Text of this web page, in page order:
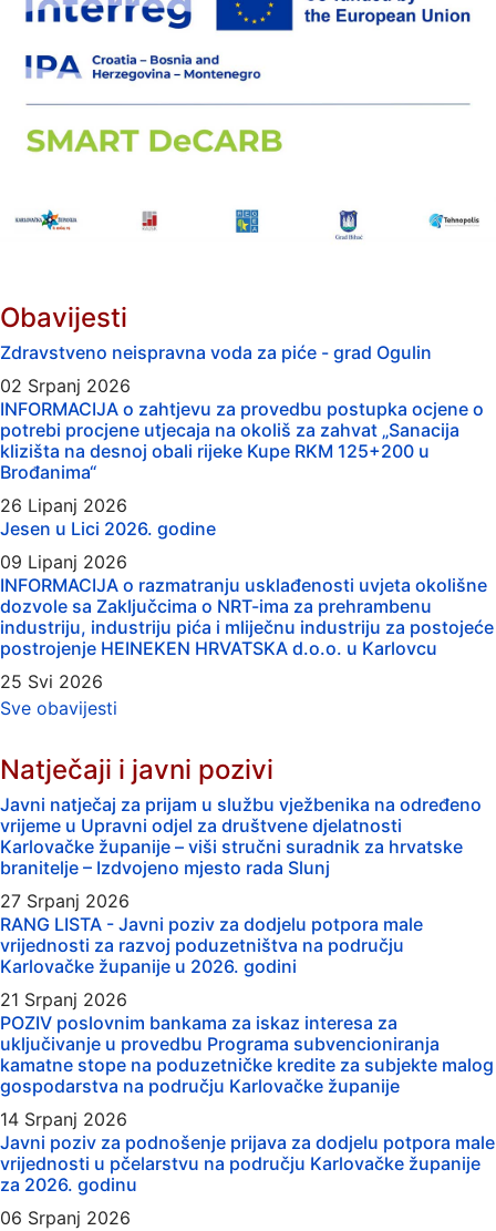
Obavijesti
Zdravstveno neispravna voda za piće - grad Ogulin
02 Srpanj 2026
INFORMACIJA o zahtjevu za provedbu postupka ocjene o
potrebi procjene utjecaja na okoliš za zahvat „Sanacija
klizišta na desnoj obali rijeke Kupe RKM 125+200 u
Brođanima“
26 Lipanj 2026
Jesen u Lici 2026. godine
09 Lipanj 2026
INFORMACIJA o razmatranju usklađenosti uvjeta okolišne
dozvole sa Zaključcima o NRT-ima za prehrambenu
industriju, industriju pića i mliječnu industriju za postojeće
postrojenje HEINEKEN HRVATSKA d.o.o. u Karlovcu
25 Svi 2026
Sve obavijesti
Natječaji i javni pozivi
Javni natječaj za prijam u službu vježbenika na određeno
vrijeme u Upravni odjel za društvene djelatnosti
Karlovačke županije – viši stručni suradnik za hrvatske
branitelje – Izdvojeno mjesto rada Slunj
27 Srpanj 2026
RANG LISTA - Javni poziv za dodjelu potpora male
vrijednosti za razvoj poduzetništva na području
Karlovačke županije u 2026. godini
21 Srpanj 2026
POZIV poslovnim bankama za iskaz interesa za
uključivanje u provedbu Programa subvencioniranja
kamatne stope na poduzetničke kredite za subjekte malog
gospodarstva na području Karlovačke županije
14 Srpanj 2026
Javni poziv za podnošenje prijava za dodjelu potpora male
vrijednosti u pčelarstvu na području Karlovačke županije
za 2026. godinu
06 Srpanj 2026